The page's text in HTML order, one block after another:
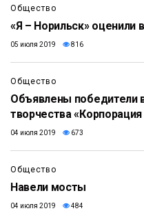
Общество
«Я – Норильск» оценили
05 июля 2019 816
Общество
Объявлены победители
творчества
04 июля 2019 673
Общество
Навели мосты
04 июля 2019 484